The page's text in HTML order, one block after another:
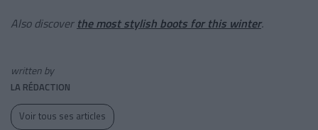
Also discover the most stylish boots for this winter.
written by
LA RÉDACTION
Voir tous ses articles